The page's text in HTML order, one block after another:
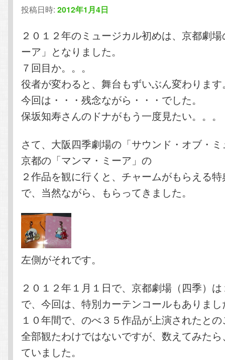
投稿日時:2012年1月4日
２０１２年のミュージカル初めは、京都劇
ーア」となりました。
７回目か。。。
役者が変わると、舞台もずいぶん変わります
今回は・・・残念ながら・・・でした。
保坂知寿さんのドナがもう一度見たい。。。
さて、大阪四季劇場の「サウンド・オブ・
京都の「マンマ・ミーア」の
２作品を観に行くと、チャームがもらえる
で、当然ながら、もらってきました。
左側がそれです。
２０１２年１月１日で、京都劇場（四季）
で、今回は、特別カーテンコールもありま
１０年間で、のべ３５作品が上演されたと
全部観たわけではないですが、数えてみた
ていました。